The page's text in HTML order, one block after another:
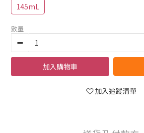
145mL
數量
加入購物車
加入追蹤清單